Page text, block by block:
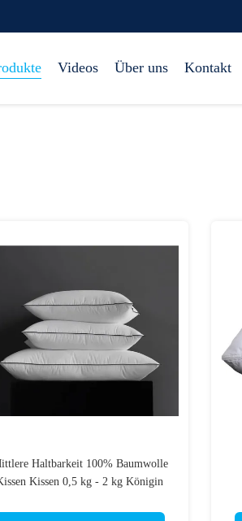
Videos Über uns Kontakt
Haltbarkeit 100% Baumwolle
Kissen 0,5 kg - 2 kg Königin